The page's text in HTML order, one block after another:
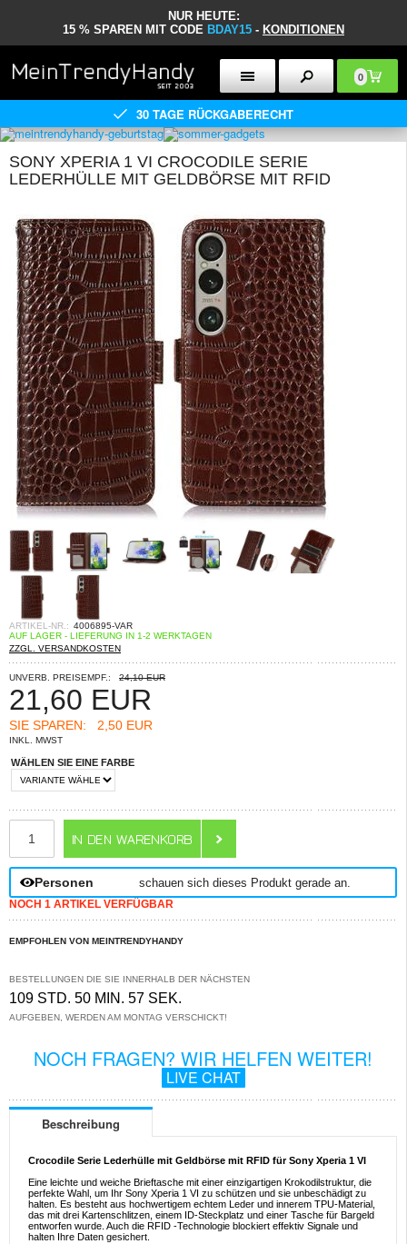
NUR HEUTE:
15 % SPAREN MIT CODE BDAY15 - KONDITIONEN
0
30 TAGE RÜCKGABERECHT
SONY XPERIA 1 VI CROCODILE SERIE
LEDERHÜLLE MIT GELDBÖRSE MIT RFID
ARTIKEL-NR.: 4006895-VAR
AUF LAGER - LIEFERUNG IN 1-2 WERKTAGEN
ZZGL. VERSANDKOSTEN
UNVERB. PREISEMPF.: 24,10 EUR
21,60 EUR
SIE SPAREN: 2,50 EUR
INKL. MWST
WÄHLEN SIE EINE FARBE
Personen schauen sich dieses Produkt gerade an.
NOCH 1 ARTIKEL VERFÜGBAR
EMPFOHLEN VON MEINTRENDYHANDY
BESTELLUNGEN DIE SIE INNERHALB DER NÄCHSTEN
109 STD. 50 MIN. 57 SEK.
AUFGEBEN, WERDEN AM MONTAG VERSCHICKT!
NOCH FRAGEN? WIR HELFEN WEITER!
LIVE CHAT
Beschreibung
Crocodile Serie Lederhülle mit Geldbörse mit RFID für Sony Xperia 1 VI
Eine leichte und weiche Brieftasche mit einer einzigartigen Krokodilstruktur, die
perfekte Wahl, um Ihr Sony Xperia 1 VI zu schützen und sie unbeschädigt zu
halten. Es besteht aus hochwertigem echtem Leder und innerem TPU-Material,
das mit drei Kartenschlitzen, einem ID-Steckplatz und einer Tasche für Bargeld
entworfen wurde. Auch die RFID -Technologie blockiert effektiv Signale und
halten Ihre Daten gesichert.